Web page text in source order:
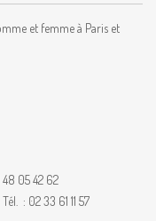
et femme à Paris et
48 05 42 62
: 02 33 61 11 57